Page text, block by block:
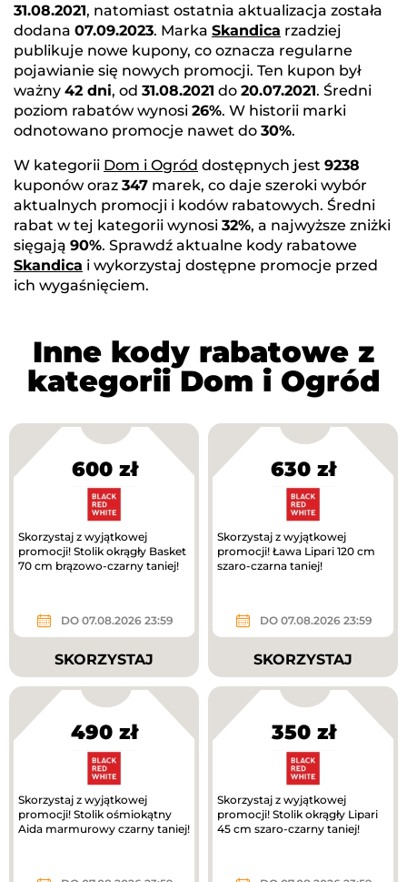
31.08.2021, natomiast ostatnia aktualizacja została
dodana 07.09.2023. Marka Skandica rzadziej
publikuje nowe kupony, co oznacza regularne
pojawianie się nowych promocji. Ten kupon był
ważny 42 dni, od 31.08.2021 do 20.07.2021. Średni
poziom rabatów wynosi 26%. W historii marki
odnotowano promocje nawet do 30%.
W kategorii Dom i Ogród dostępnych jest 9238
kuponów oraz 347 marek, co daje szeroki wybór
aktualnych promocji i kodów rabatowych. Średni
rabat w tej kategorii wynosi 32%, a najwyższe zniżki
sięgają 90%. Sprawdź aktualne kody rabatowe
Skandica i wykorzystaj dostępne promocje przed
ich wygaśnięciem.
Inne kody rabatowe z
kategorii Dom i Ogród
600 zł
Skorzystaj z wyjątkowej
promocji! Stolik okrągły Basket
70 cm brązowo-czarny taniej!
DO 07.08.2026 23:59
SKORZYSTAJ
630 zł
Skorzystaj z wyjątkowej
promocji! Ława Lipari 120 cm
szaro-czarna taniej!
DO 07.08.2026 23:59
SKORZYSTAJ
490 zł
Skorzystaj z wyjątkowej
promocji! Stolik ośmiokątny
Aida marmurowy czarny taniej!
350 zł
Skorzystaj z wyjątkowej
promocji! Stolik okrągły Lipari
45 cm szaro-czarny taniej!